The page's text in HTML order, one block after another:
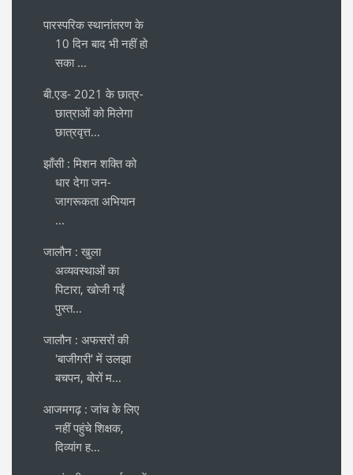
पारस्परिक स्थानांतरण के
10 दिन बाद भी नहीं हो
सका ...
बी.एड- 2021 के छात्र-
छात्राओं को मिलेगा
छात्रवृत्त...
झाँसी : मिशन शक्ति को
धार देगा जन-
जागरूकता अभियान
...
जालौन : खुला
अव्यवस्थाओं का
पिटारा, खोजी गईं
पुस्त...
जालौन : अफसरों की
'बाजीगरी' में उलझा
बचपन, बोरों म...
आजमगढ़ : जांच के लिए
नहीं पहुंचे शिक्षक,
दिव्यांग ह...